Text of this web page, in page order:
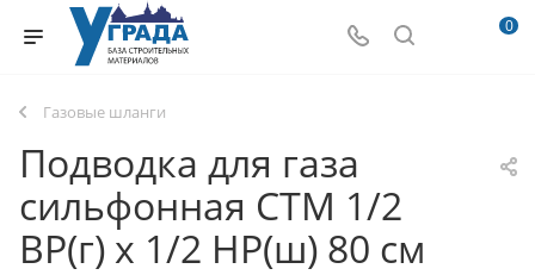
0
Газовые шланги
Подводка для газа
сильфонная CTM 1/2
ВР(г) х 1/2 НР(ш) 80 см